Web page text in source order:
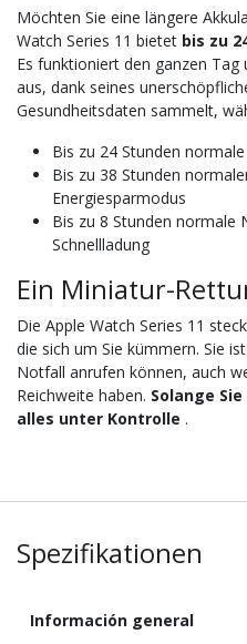
Möchten Sie eine längere
Watch Series 11 bietet bis zu
Es funktioniert den ganzen
aus, dank seines
Gesundheitsdaten sammelt,
Bis zu 24 Stunden
Bis zu 38 Stunden
Energiesparmodus
Bis zu 8 Stunden normale
Schnellladung
Ein Miniatur-
Die Apple Watch Series 11
die sich um Sie kümmern. Sie
Notfall anrufen können, auch
Reichweite haben. Solange
alles unter Kontrolle .
Spezifikationen
Información general